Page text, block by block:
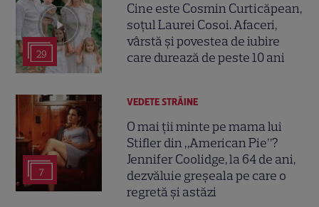
29
Cine este Cosmin Curticăpean,
soțul Laurei Cosoi. Afaceri,
vârstă și povestea de iubire
care durează de peste 10 ani
7
VEDETE STRĂINE
O mai ții minte pe mama lui
Stifler din „American Pie”?
Jennifer Coolidge, la 64 de ani,
dezvăluie greșeala pe care o
regretă și astăzi